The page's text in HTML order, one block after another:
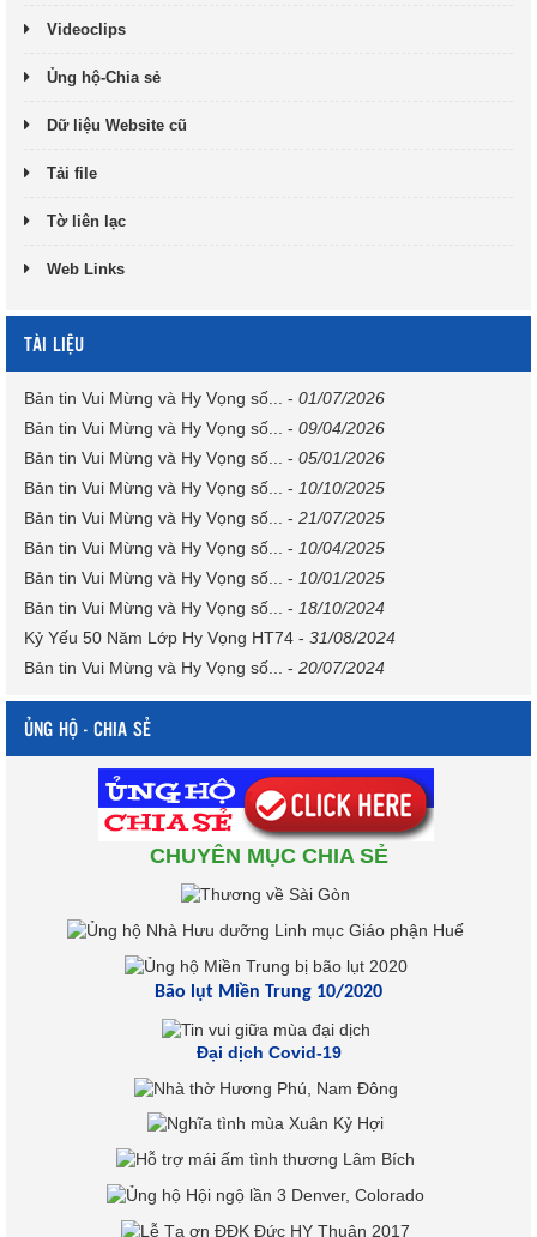
Videoclips
Ủng hộ-Chia sẻ
Dữ liệu Website cũ
Tải file
Tờ liên lạc
Web Links
TÀI LIỆU
Bản tin Vui Mừng và Hy Vọng số... - 01/07/2026
Bản tin Vui Mừng và Hy Vọng số...
- 09/04/2026
Bản tin Vui Mừng và Hy Vọng số...
- 05/01/2026
Bản tin Vui Mừng và Hy Vọng số...
- 10/10/2025
Bản tin Vui Mừng và Hy Vọng số...
- 21/07/2025
Bản tin Vui Mừng và Hy Vọng số...
- 10/04/2025
Bản tin Vui Mừng và Hy Vọng số...
- 10/01/2025
Bản tin Vui Mừng và Hy Vọng số...
- 18/10/2024
Kỷ Yếu 50 Năm Lớp Hy Vọng HT74 - 31/08/2024
Bản tin Vui Mừng và Hy Vọng số...
- 20/07/2024
ỦNG HỘ - CHIA SẺ
CHUYÊN MỤC CHIA SẺ
Bão lụt Miền Trung 10/2020
Đại dịch Covid-19